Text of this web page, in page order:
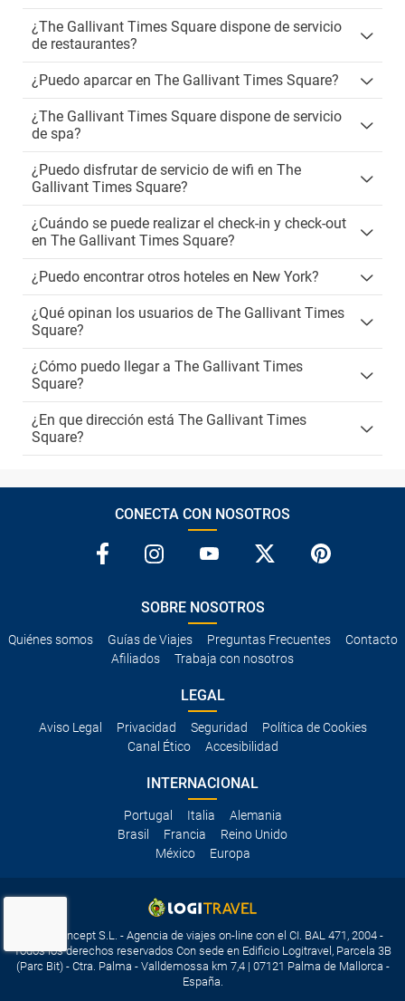
¿The Gallivant Times Square dispone de servicio
de restaurantes?
¿Puedo aparcar en The Gallivant Times Square?
¿The Gallivant Times Square dispone de servicio
de spa?
¿Puedo disfrutar de servicio de wifi en The
Gallivant Times Square?
¿Cuándo se puede realizar el check-in y check-out
en The Gallivant Times Square?
¿Puedo encontrar otros hoteles en New York?
¿Qué opinan los usuarios de The Gallivant Times
Square?
¿Cómo puedo llegar a The Gallivant Times
Square?
¿En que dirección está The Gallivant Times
Square?
CONECTA CON NOSOTROS
SOBRE NOSOTROS
Quiénes somos Guías de Viajes Preguntas Frecuentes
Contacto
Afiliados
Trabaja con nosotros
LEGAL
Aviso Legal Privacidad Seguridad
Política de Cookies
Canal Ético
Accesibilidad
INTERNACIONAL
Portugal Italia
Alemania
Brasil
Francia
Reino Unido
México
Europa
Travelconcept S.L. - Agencia de viajes on-line con el CI. BAL 471, 2004 -
Todos los derechos reservados Con sede en Edificio Logitravel, Parcela 3B
(Parc Bit) - Ctra. Palma - Valldemossa km 7,4 | 07121 Palma de Mallorca -
España.